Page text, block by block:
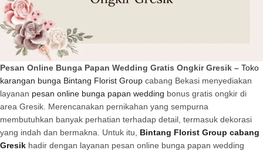
Pesan Online Bunga Papan Wedding Gratis Ongkir Gresik – Toko
karangan bunga Bintang Florist Group cabang Bekasi menyediakan
layanan pesan online bunga papan wedding bonus gratis ongkir di
area Gresik. Merencanakan pernikahan yang sempurna
membutuhkan banyak perhatian terhadap detail, termasuk dekorasi
yang indah dan bermakna. Untuk itu, Bintang Florist Group cabang
Gresik hadir dengan layanan pesan online bunga papan wedding